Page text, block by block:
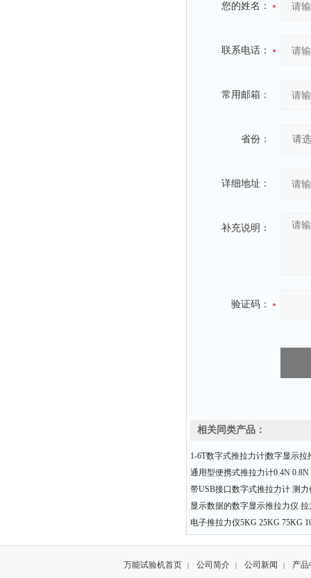
您的姓名：
联系电话：
常用邮箱：
省份：
详细地址：
补充说明：
验证码：
相关同类产品：
1-6T数字式推拉力计|数字显示拉
通用型便携式推拉力计0.4N 0.8N
带USB接口数字式推拉力计 测力
显示数据的数字显示推拉力仪 拉
电子推拉力仪5KG 25KG 75KG
万能试验机首页 | 公司简介 | 公司新闻 | 产品